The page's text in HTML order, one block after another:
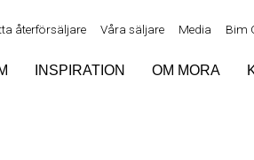
återförsäljare Våra säljare Media Bim
INSPIRATION OM MORA